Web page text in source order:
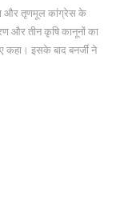
और तृणमूल कांग्रेस के
और तीन कृषि कानूनों का
कहा। इसके बाद बनर्जी ने